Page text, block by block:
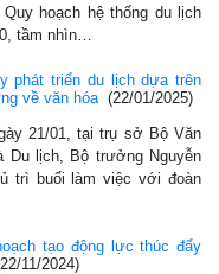
hoạch hệ thống du lịch
tầm nhìn…
phát triển du lịch dựa trên
về văn hóa (22/01/2025)
21/01, tại trụ sở Bộ Văn
Du lịch, Bộ trưởng Nguyễn
trì buổi làm việc với đoàn
tạo động lực thúc đẩy
11/2024)